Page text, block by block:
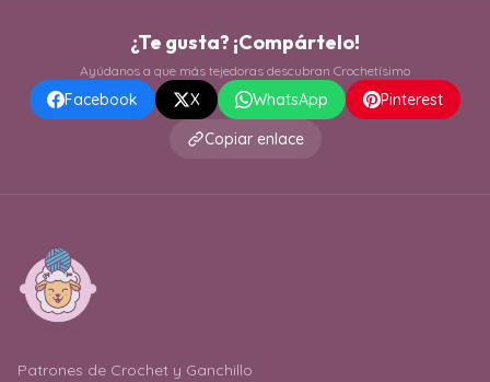
¿Te gusta? ¡Compártelo!
Ayúdanos a que más tejedoras descubran Crochetísimo
Facebook X WhatsApp
Pinterest
Copiar enlace
Patrones de Crochet y Ganchillo